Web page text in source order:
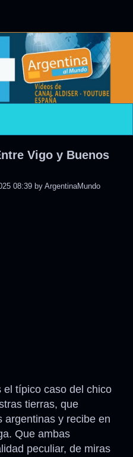
content
Vigo y Buenos
08:39 by ArgentinaMundo
el típico caso del chico
tierras, que
argentinas y recibe en
Que ambas
peculiar, de miras